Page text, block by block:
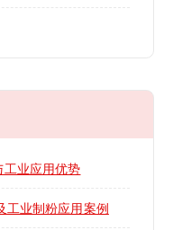
业应用优势
工业制粉应用案例